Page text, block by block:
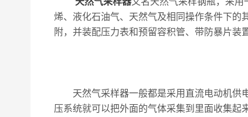
烯、液化石油气、天然气及相同操作条件下的
附，并装配压力表和预留容积管、带防暴片装置
天然气采样器一般都是采用直流电动机供电
压系统就可以把外面的气体采集到里面收集起